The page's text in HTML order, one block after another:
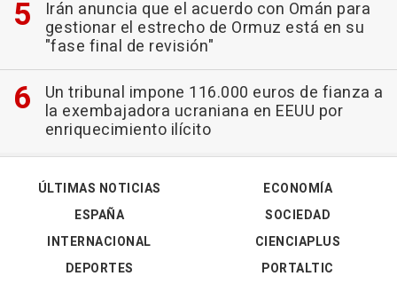
Irán anuncia que el acuerdo con Omán para
gestionar el estrecho de Ormuz está en su
"fase final de revisión"
Un tribunal impone 116.000 euros de fianza a
la exembajadora ucraniana en EEUU por
enriquecimiento ilícito
ÚLTIMAS NOTICIAS
ESPAÑA
INTERNACIONAL
DEPORTES
ECONOMÍA
SOCIEDAD
CIENCIAPLUS
PORTALTIC